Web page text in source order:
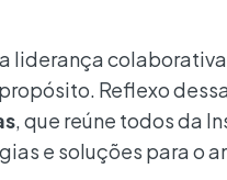
liderança
Reflexo
, que reúne todos da
e soluções para o